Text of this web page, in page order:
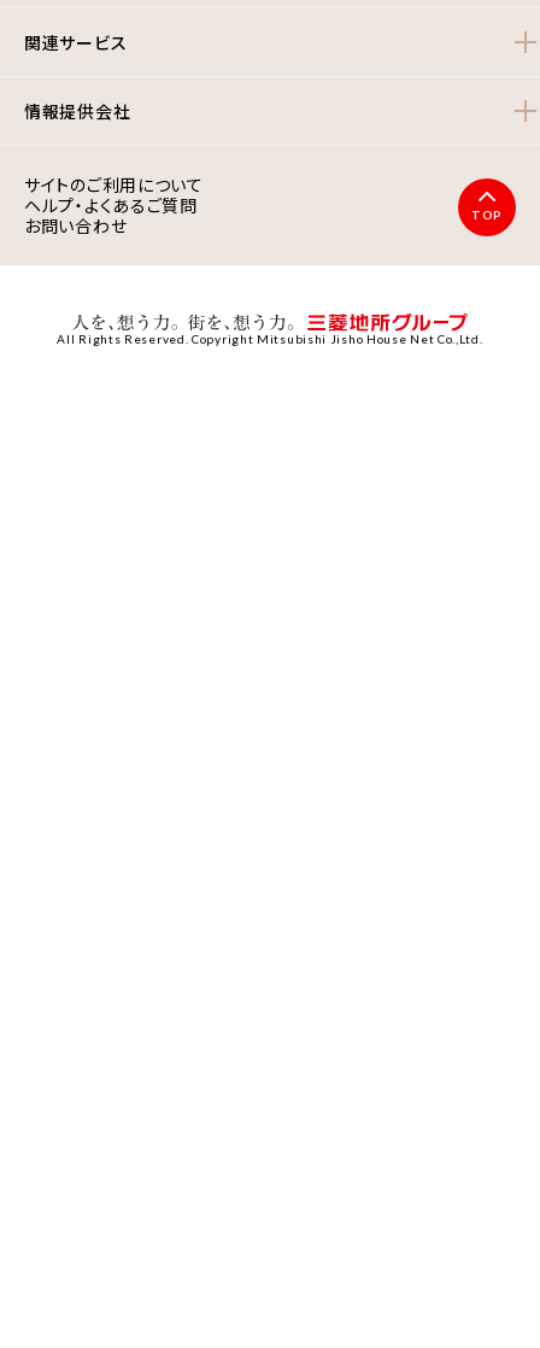
関連サービス
情報提供会社
サイトのご利用について
ヘルプ・よくあるご質問
お問い合わせ
TOP
All Rights Reserved. Copyright Mitsubishi Jisho House Net Co.,Ltd.